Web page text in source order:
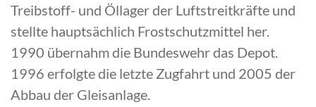
Treibstoff- und Öllager der Luftstreitkräfte und
stellte hauptsächlich Frostschutzmittel her.
1990 übernahm die Bundeswehr das Depot.
1996 erfolgte die letzte Zugfahrt und 2005 der
Abbau der Gleisanlage.